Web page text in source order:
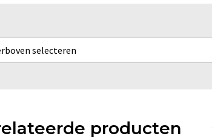
selecteren
producten